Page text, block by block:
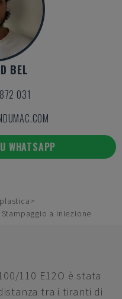
BEL
031
WHATSAPP
Stampaggio a iniezione
110 E12O è stata
tra i tiranti di